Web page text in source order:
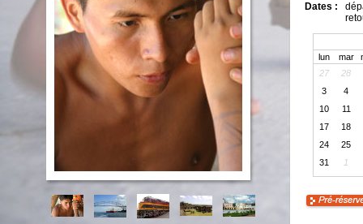
Dates :
lun mar
27
28
3
4
10
11
17
18
24
25
31
1